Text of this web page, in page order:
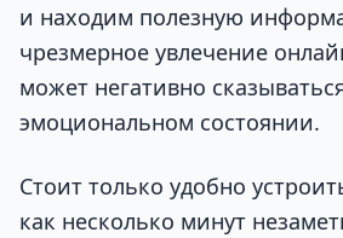
и находим полезную
чрезмерное увлечение
может негативно
эмоциональном состоянии.
Стоит только удобно
как несколько минут